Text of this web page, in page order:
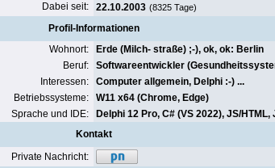
Dabei seit:
22.10.2003 (8325 Tage)
Profil-Informationen
Wohnort:
Erde (Milch- straße) ;-), ok, ok: Berlin
Beruf:
Softwareentwickler
Interessen:
Computer allgemein, Delphi :-) ...
Betriebssysteme:
W11 x64 (Chrome, Edge)
Sprache und IDE:
Delphi 12 Pro, C# (VS 2022), JS/
Kontakt
Private Nachricht: